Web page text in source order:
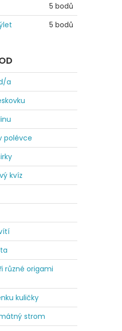
5 bodů
5 bodů
a
polévce
kvíz
různé origami
kuličky
strom